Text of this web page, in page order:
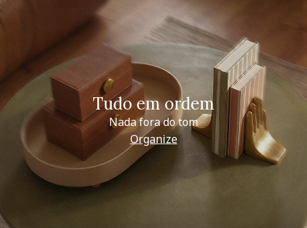
Tudo em ordem
Nada fora do tom
Organize